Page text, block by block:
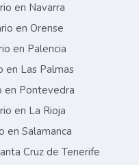
en Navarra
en Orense
en Palencia
en Las Palmas
en Pontevedra
en La Rioja
en Salamanca
Cruz de Tenerife